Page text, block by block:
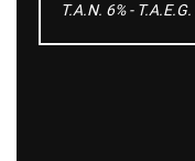
T.A.N. 6% - T.A.E.G.